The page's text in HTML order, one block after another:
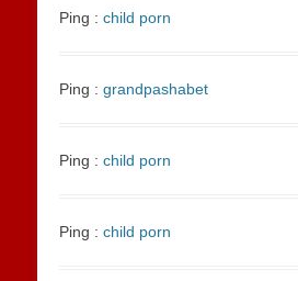
Ping : child porn
Ping : grandpashabet
Ping : child porn
Ping : child porn